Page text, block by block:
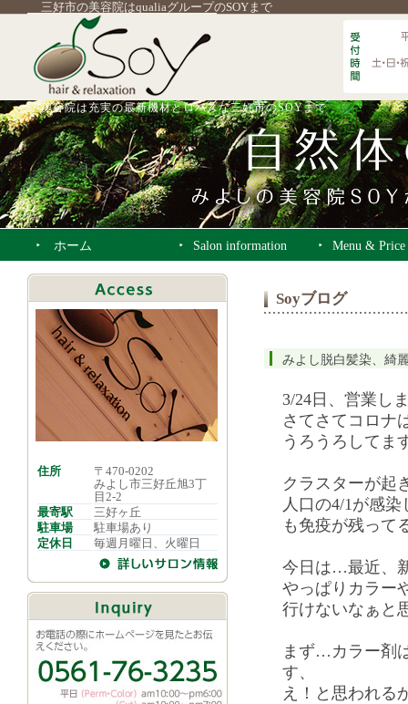
三好市の美容院はqualiaグループのSOYまで
美容院は充実の最新機材とロハスな三好市のSOYまで
ホーム Salon information Menu & Price
Soyブログ
みよし脱白髪染、
3/24日、営業し
さてさてコロナ
うろうろしてま
クラスターが起
人口の4/1が感
も免疫が残って
今日は…最近、
やっぱりカラー
行けないなぁと
まず…カラー剤
す、
え！と思われる
住所
〒470-0202
みよし市三好丘旭3丁
目2-2
最寄駅
三好ヶ丘
駐車場
駐車場あり
定休日
毎週月曜日、火曜日